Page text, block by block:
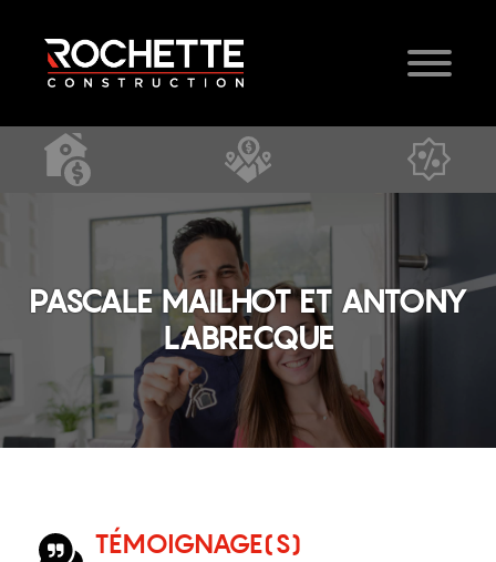
PASCALE MAILHOT ET ANTONY
LABRECQUE
TÉMOIGNAGE(S)